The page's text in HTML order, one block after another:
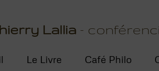
Lallia-
Le Livre Café Philo